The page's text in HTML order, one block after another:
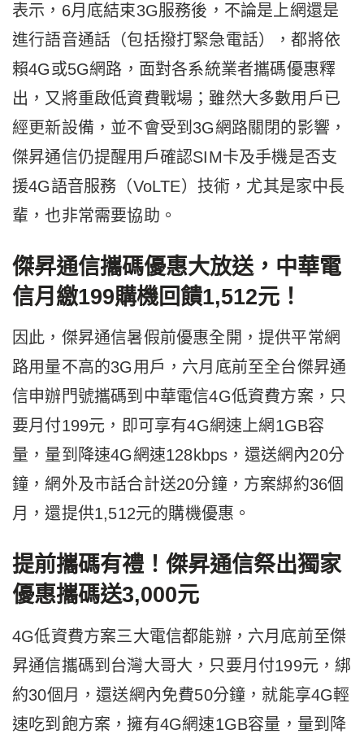
表示，6月底結束3G服務後，不論是上網還是
進行語音通話（包括撥打緊急電話），都將依
賴4G或5G網路，面對各系統業者攜碼優惠釋
出，又將重啟低資費戰場；雖然大多數用戶已
經更新設備，並不會受到3G網路關閉的影響，
傑昇通信仍提醒用戶確認SIM卡及手機是否支
援4G語音服務（VoLTE）技術，尤其是家中長
輩，也非常需要協助。
傑昇通信攜碼優惠大放送，中華電
信月繳199購機回饋1,512元！
因此，傑昇通信暑假前優惠全開，提供平常網
路用量不高的3G用戶，六月底前至全台傑昇通
信申辦門號攜碼到中華電信4G低資費方案，只
要月付199元，即可享有4G網速上網1GB容
量，量到降速4G網速128kbps，還送網內20分
鐘，網外及市話合計送20分鐘，方案綁約36個
月，還提供1,512元的購機優惠。
提前攜碼有禮！傑昇通信祭出獨家
優惠攜碼送3,000元
4G低資費方案三大電信都能辦，六月底前至傑
昇通信攜碼到台灣大哥大，只要月付199元，綁
約30個月，還送網內免費50分鐘，就能享4G輕
速吃到飽方案，擁有4G網速1GB容量，量到降